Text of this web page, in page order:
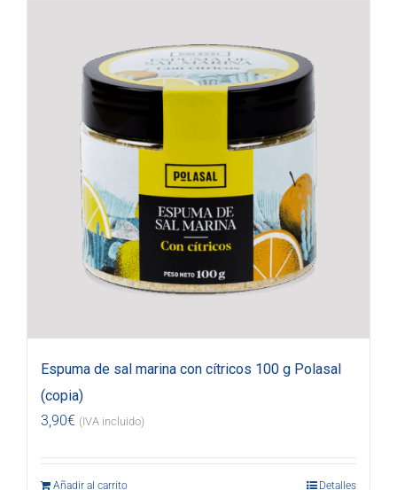
Espuma de sal marina con cítricos 100 g Polasal
(copia)
3,90€ (IVA incluido)
Añadir al carrito Detalles